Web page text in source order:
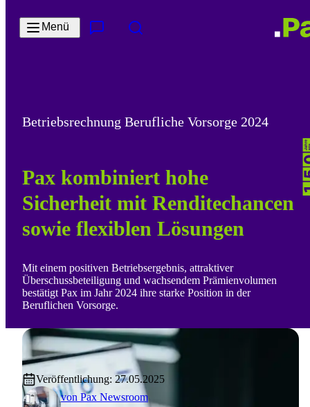
Menü
Betriebsrechnung Berufliche Vorsorge 2024
Pax kombiniert hohe
Sicherheit mit Renditechancen
sowie flexiblen Lösungen
Mit einem positiven Betriebsergebnis, attraktiver
Überschussbeteiligung und wachsendem Prämienvolumen
bestätigt Pax im Jahr 2024 ihre starke Position in der
Beruflichen Vorsorge.
von Pax Newsroom
Veröffentlichung: 27.05.2025